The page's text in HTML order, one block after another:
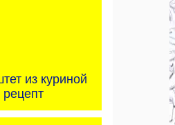
из куриной